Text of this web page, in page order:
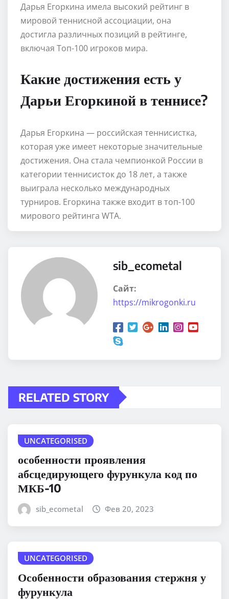
Дарья Егоркина имела высокий рейтинг в
мировой теннисной ассоциации, она
достигла различных позиций в рейтинге,
включая Топ-100 игроков мира.
Какие достижения есть у
Дарьи Егоркиной в теннисе?
Дарья Егоркина — российская теннисистка,
которая уже имеет некоторые значительные
достижения. Она стала чемпионкой России в
категории теннисисток до 18 лет, а также
выиграла несколько международных
турниров. Егоркина также входит в топ-100
мирового рейтинга WTA.
sib_ecometal
Сайт:
https://mikrogonki.ru
RELATED STORY
UNCATEGORISED
особенности проявления
абсцедирующего фурункула код по
МКБ-10
sib_ecometal Фев 20, 2023
UNCATEGORISED
Особенности образования стержня у
фурункула